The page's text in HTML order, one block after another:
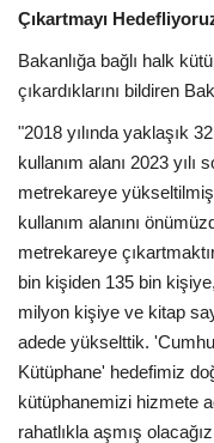
Çıkartmayı
Bakanlığa bağlı halk
çıkardıklarını bildiren
"2018 yılında yaklaşık
kullanım alanı 2023 yılı
metrekareye
kullanım alanını
metrekareye
bin kişiden 135 bin
milyon kişiye ve kitap
adede yükselttik.
Kütüphane' hedefimiz
kütüphanemizi hizmete
rahatlıkla aşmış